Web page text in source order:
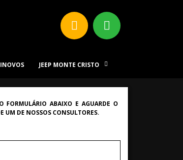
JEEP MONTE CRISTO
FORMULÁRIO ABAIXO E AGUARDE O
UM DE NOSSOS CONSULTORES.